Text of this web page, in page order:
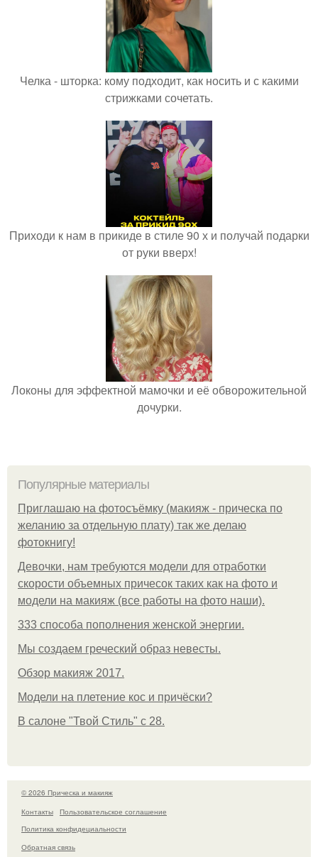
Челка - шторка: кому подходит, как носить и с какими
стрижками сочетать.
Приходи к нам в прикиде в стиле 90 х и получай подарки
от руки вверх!
Локоны для эффектной мамочки и её обворожительной
дочурки.
Популярные материалы
Приглашаю на фотосъёмку (макияж - прическа по
желанию за отдельную плату) так же делаю
фотокнигу!
Девочки, нам требуются модели для отработки
скорости объемных причесок таких как на фото и
модели на макияж (все работы на фото наши).
333 способа пополнения женской энергии.
Мы создаем греческий образ невесты.
Обзор макияж 2017.
Модели на плетение кос и причёски?
В салоне "Твой Стиль" с 28.
© 2026 Прическа и макияж
Контакты
Пользовательское соглашение
Политика конфидециальности
Обратная связь